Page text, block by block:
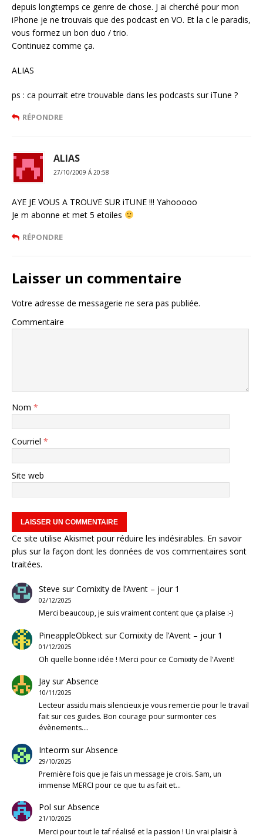
depuis longtemps ce genre de chose. J ai cherché pour mon
iPhone je ne trouvais que des podcast en VO. Et la c le paradis,
vous formez un bon duo / trio.
Continuez comme ça.
ALIAS
ps : ca pourrait etre trouvable dans les podcasts sur iTune ?
RÉPONDRE
ALIAS
27/10/2009 Á 20:58
AYE JE VOUS A TROUVE SUR iTUNE !!! Yahooooo
Je m abonne et met 5 etoiles
RÉPONDRE
Laisser un commentaire
Votre adresse de messagerie ne sera pas publiée.
Commentaire
Nom *
Courriel *
Site web
Ce site utilise Akismet pour réduire les indésirables. En savoir
plus sur la façon dont les données de vos commentaires sont
traitées.
Steve surComixity de l’Avent – jour 1
02/12/2025
Merci beaucoup, je suis vraiment content que ça plaise :-)
PineappleObkectsurComixity de l’Avent – jour 1
01/12/2025
Oh quelle bonne idée ! Merci pour ce Comixity de l'Avent!
JaysurAbsence
10/11/2025
Lecteur assidu mais silencieux je vous remercie pour le travail
fait sur ces guides. Bon courage pour surmonter ces
évènements.…
Inteorm surAbsence
29/10/2025
Première fois que je fais un message je crois. Sam, un
immense MERCI pour ce que tu as fait et…
Pol surAbsence
21/10/2025
Merci pour tout le taf réalisé et la passion ! Un vrai plaisir à